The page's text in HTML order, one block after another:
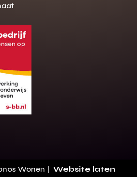
offerte
gratis offerte
op de montage
Wonen | Website laten